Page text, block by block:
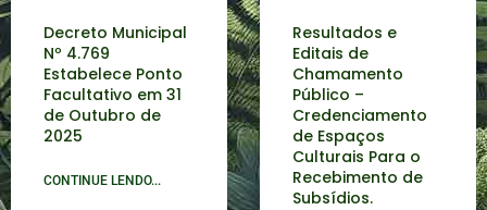
Decreto Municipal
Nº 4.769
Estabelece Ponto
Facultativo em 31
de Outubro de
2025
CONTINUE LENDO...
Resultados e
Editais de
Chamamento
Público –
Credenciamento
de Espaços
Culturais Para o
Recebimento de
Subsídios.